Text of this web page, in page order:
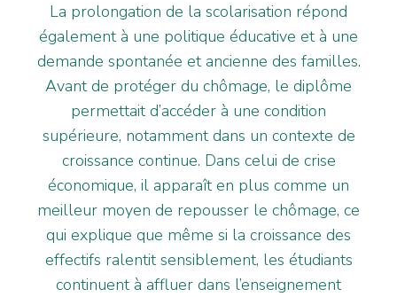
La prolongation de la scolarisation répond
également à une politique éducative et à une
demande spontanée et ancienne des familles.
Avant de protéger du chômage, le diplôme
permettait d’accéder à une condition
supérieure, notamment dans un contexte de
croissance continue. Dans celui de crise
économique, il apparaît en plus comme un
meilleur moyen de repousser le chômage, ce
qui explique que même si la croissance des
effectifs ralentit sensiblement, les étudiants
continuent à affluer dans l’enseignement